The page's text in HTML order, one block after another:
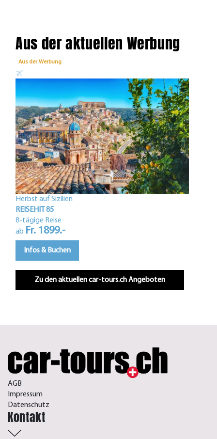
Aus der aktuellen Werbung
Aus der Werbung
Herbst auf Sizilien
REISEHIT 85
8-tägige Reise
ab Fr. 1899.-
Infos & Buchen
Zu den aktuellen car-tours.ch Angeboten
AGB
Impressum
Datenschutz
Kontakt